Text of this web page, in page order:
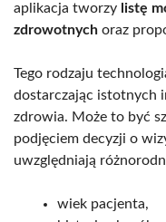
aplikacja tworzy listę
zdrowotnych oraz
Tego rodzaju
dostarczając istotnych
zdrowia. Może to być
podjęciem decyzji o
uwzględniają
wiek pacjenta,